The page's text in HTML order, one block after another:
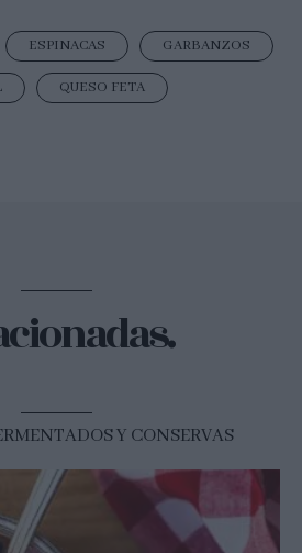
ESPINACAS GARBANZOS
QUESO FETA
Y CONSERVAS